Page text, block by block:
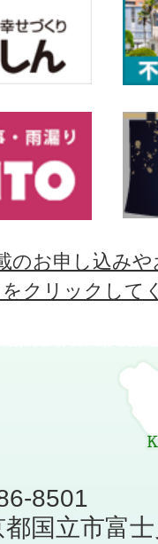
のお申し込み
クリックして
8501
都国立市富